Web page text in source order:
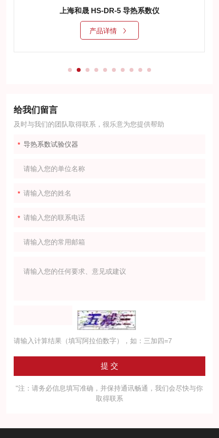
上海和晟 HS-DR-5 导热系数仪
产品详情
给我们留言
及时与我们的团队取得联系，很乐意为您提供帮助
请输入计算结果（填写阿拉伯数字），如：三加四=7
"注：请务必信息填写准确，并保持通讯畅通，我们会尽快与你
取得联系